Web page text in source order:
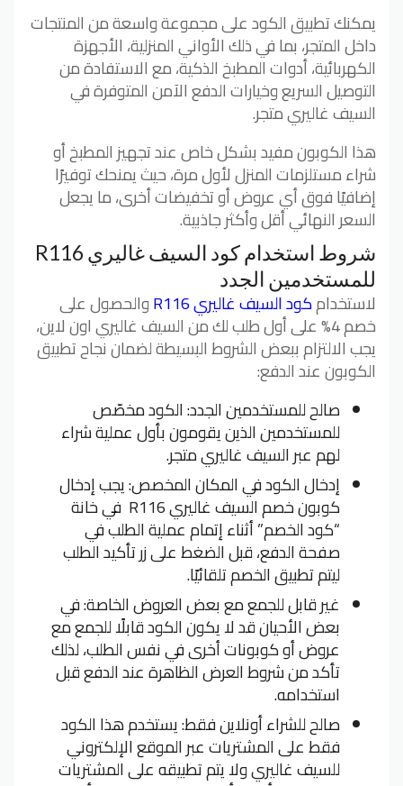
يمكنك تطبيق الكود على مجموعة واسعة من المنتجات
داخل المتجر، بما في ذلك الأواني المنزلية، الأجهزة
الكهربائية، أدوات المطبخ الذكية، مع الاستفادة من
التوصيل السريع وخيارات الدفع الآمن المتوفرة في
السيف غاليري متجر.
هذا الكوبون مفيد بشكل خاص عند تجهيز المطبخ أو
شراء مستلزمات المنزل لأول مرة، حيث يمنحك توفيرًا
إضافيًا فوق أي عروض أو تخفيضات أخرى، ما يجعل
السعر النهائي أقل وأكثر جاذبية.
شروط استخدام كود السيف غاليري R116
للمستخدمين الجدد
لاستخدامكود السيف غاليري R116 والحصول على
خصم 4% على أول طلب لك من السيف غاليري اون لاين،
يجب الالتزام ببعض الشروط البسيطة لضمان نجاح تطبيق
الكوبون عند الدفع:
صالح للمستخدمين الجدد: الكود مخصّص
للمستخدمين الذين يقومون بأول عملية شراء
لهم عبر السيف غاليري متجر.
إدخال الكود في المكان المخصص: يجب إدخال
كوبون خصم السيف غاليري R116 في خانة
“كود الخصم” أثناء إتمام عملية الطلب في
صفحة الدفع، قبل الضغط على زر تأكيد الطلب
ليتم تطبيق الخصم تلقائيًا.
غير قابل للجمع مع بعض العروض الخاصة: في
بعض الأحيان قد لا يكون الكود قابلًا للجمع مع
عروض أو كوبونات أخرى في نفس الطلب، لذلك
تأكد من شروط العرض الظاهرة عند الدفع قبل
استخدامه.
صالح للشراء أونلاين فقط: يستخدم هذا الكود
فقط على المشتريات عبر الموقع الإلكتروني
للسيف غاليري ولا يتم تطبيقه على المشتريات